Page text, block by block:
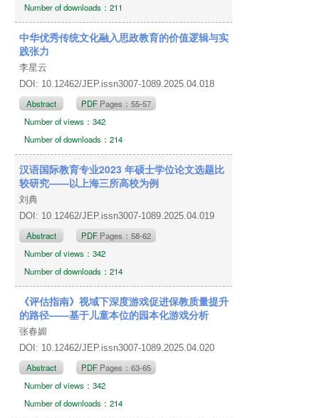
Number of downloads：211
中华优秀传统文化融入思政教育的价值逻辑与实
践张力
李星云
DOI: 10.12462/JEP.issn3007-1089.2025.04.018
Abstract PDF Pages：55-57
Number of views：342
Number of downloads：214
汉语国际教育专业2023 年硕士学位论文选题比
较研究——以上海三所高校为例
刘典
DOI: 10.12462/JEP.issn3007-1089.2025.04.019
Abstract PDF Pages：58-62
Number of views：342
Number of downloads：214
《评估指南》视域下深度游戏促进保教质量提升
的路径——基于儿童本位的园本化游戏分析
张春媚
DOI: 10.12462/JEP.issn3007-1089.2025.04.020
Abstract PDF Pages：63-65
Number of views：342
Number of downloads：214